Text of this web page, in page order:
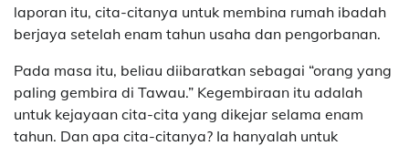
laporan itu, cita-citanya untuk membina rumah ibadah
berjaya setelah enam tahun usaha dan pengorbanan.
Pada masa itu, beliau diibaratkan sebagai “orang yang
paling gembira di Tawau.” Kegembiraan itu adalah
untuk kejayaan cita-cita yang dikejar selama enam
tahun. Dan apa cita-citanya? Ia hanyalah untuk